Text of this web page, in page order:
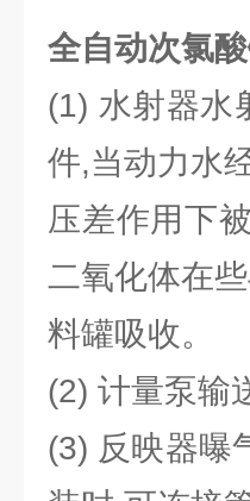
全自动次氯
(1) 水射器水
件,当动力水
压差作用下
二氧化体在
料罐吸收。
(2) 计量泵输
(3) 反映器曝